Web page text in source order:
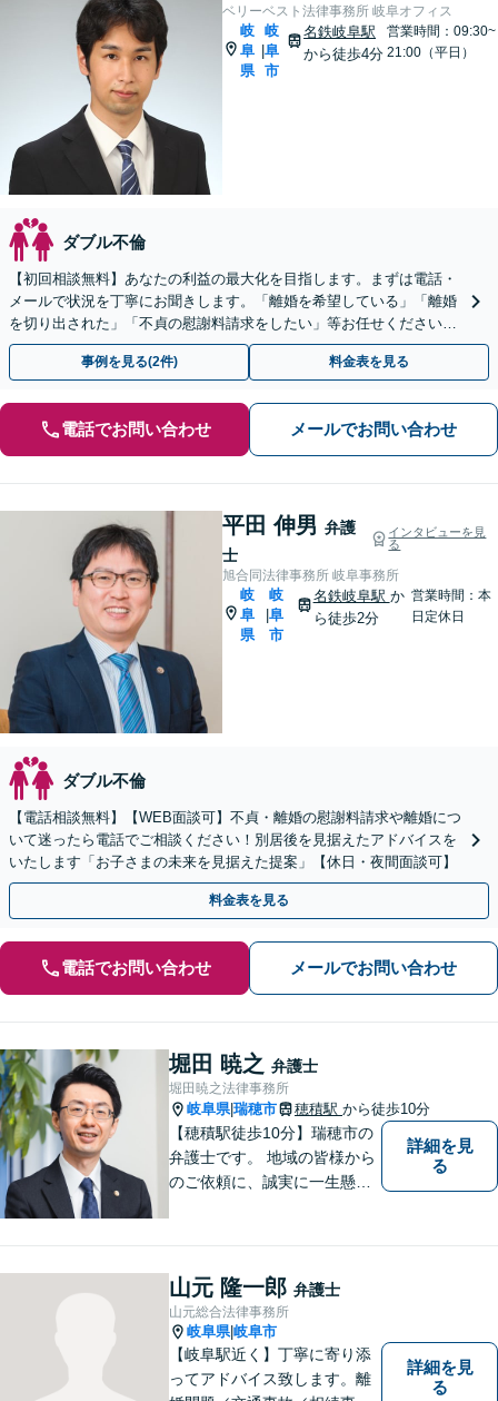
ベリーベスト法律事務所 岐阜オフィス
岐
阜
県
|
岐
阜
市
名鉄岐阜駅
から徒歩4分
営業時間：09:30~
21:00（平日）
ダブル不倫
【初回相談無料】あなたの利益の最大化を目指します。まずは電話・
メールで状況を丁寧にお聞きします。「離婚を希望している」「離婚
を切り出された」「不貞の慰謝料請求をしたい」等お任せください。
【リーズナブルな料金設定】
事例を見る(2件) 料金表を見る
電話でお問い合わせ メールでお問い合わせ
平田 伸男 弁護
士
インタビューを見
る
旭合同法律事務所 岐阜事務所
岐
阜
県
|
岐
阜
市
名鉄岐阜駅 か
ら徒歩2分
営業時間：本
日定休日
ダブル不倫
【電話相談無料】【WEB面談可】不貞・離婚の慰謝料請求や離婚につ
いて迷ったら電話でご相談ください！別居後を見据えたアドバイスを
いたします「お子さまの未来を見据えた提案」【休日・夜間面談可】
料金表を見る
電話でお問い合わせ メールでお問い合わせ
堀田 暁之 弁護士
堀田暁之法律事務所
岐阜県|瑞穂市 穂積駅 から徒歩10分
【穂積駅徒歩10分】瑞穂市の
弁護士です。 地域の皆様から
のご依頼に、誠実に一生懸命
はじめとする民事事件に対応
してきました。お気軽にお電
話ください【駐車場完備】
詳細を見
る
山元 隆一郎 弁護士
山元総合法律事務所
岐阜県|岐阜市
【岐阜駅近く】丁寧に寄り添
ってアドバイス致します。離
詳細を見
る